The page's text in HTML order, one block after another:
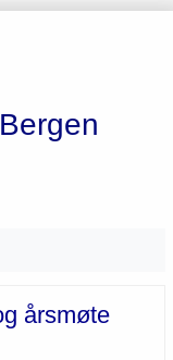
årsmøte